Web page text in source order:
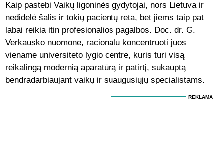
Kaip pastebi Vaikų ligoninės gydytojai, nors Lietuva ir
nedidelė šalis ir tokių pacientų reta, bet jiems taip pat
labai reikia itin profesionalios pagalbos. Doc. dr. G.
Verkausko nuomone, racionalu koncentruoti juos
viename universiteto lygio centre, kuris turi visą
reikalingą modernią aparatūrą ir patirtį, sukauptą
bendradarbiaujant vaikų ir suaugusiųjų specialistams.
REKLAMA